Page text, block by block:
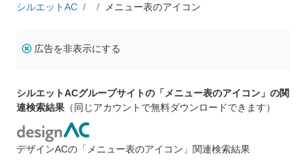
シルエットAC メニュー表のアイコン
広告を非表示にする
シルエットACグループサイトの「メニュー表のアイコン」の関
連検索結果 （同じアカウントで無料ダウンロードできます）
デザインACの「メニュー表のアイコン」関連検索結果